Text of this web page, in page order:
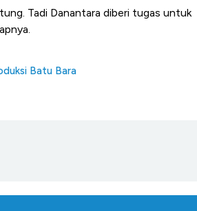
Tadi Danantara diberi tugas untuk
Batu Bara